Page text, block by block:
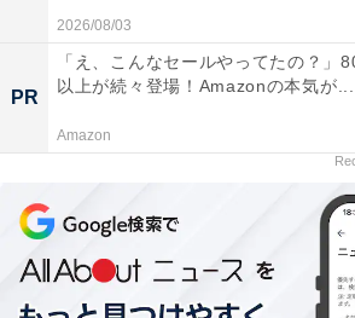
2026/08/03
PR
「え、こんなセールやってたの？」
以上が続々登場！Amazonの本気が...
Amazon